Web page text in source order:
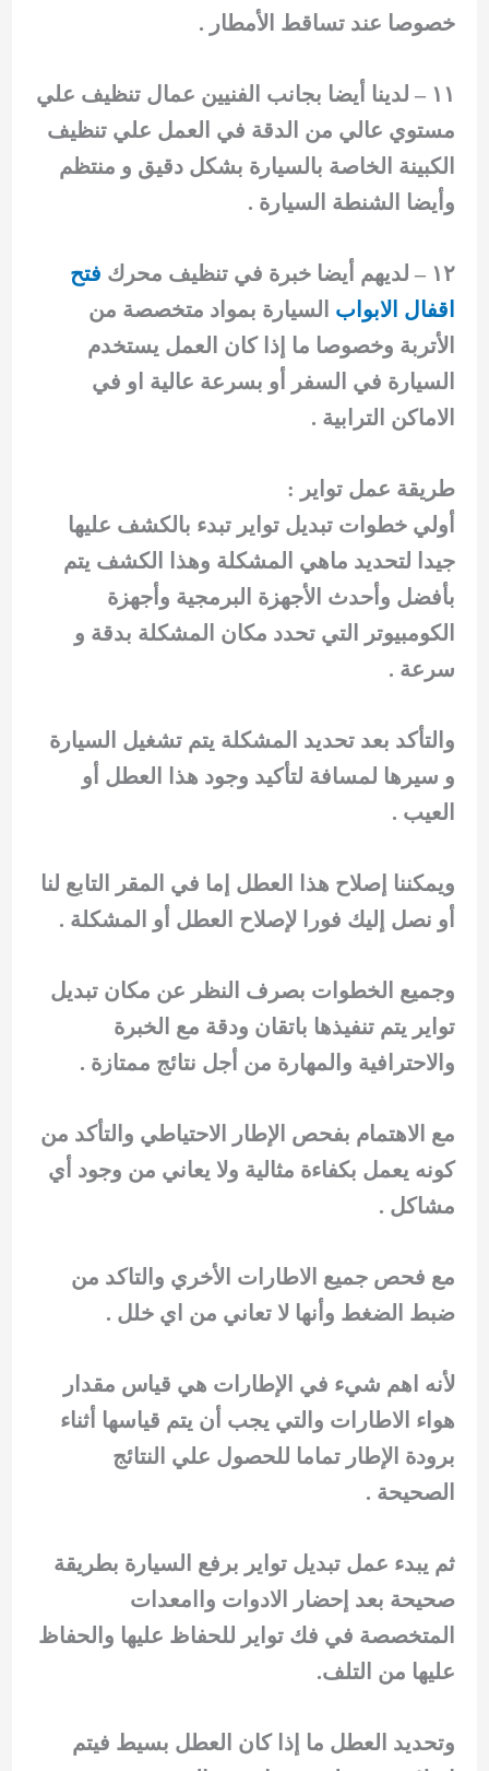
خصوصا عند تساقط الأمطار .
١١ – لدينا أيضا بجانب الفنيين عمال تنظيف علي
مستوي عالي من الدقة في العمل علي تنظيف
الكبينة الخاصة بالسيارة بشكل دقيق و منتظم
وأيضا الشنطة السيارة .
١٢ – لديهم أيضا خبرة في تنظيف محرك
فتح
اقفال الابواب السيارة بمواد متخصصة من
الأتربة وخصوصا ما إذا كان العمل يستخدم
السيارة في السفر أو بسرعة عالية او في
الاماكن الترابية .
طريقة عمل تواير :
أولي خطوات تبديل تواير تبدء بالكشف عليها
جيدا لتحديد ماهي المشكلة وهذا الكشف يتم
بأفضل وأحدث الأجهزة البرمجية وأجهزة
الكومبيوتر التي تحدد مكان المشكلة بدقة و
سرعة .
والتأكد بعد تحديد المشكلة يتم تشغيل السيارة
و سيرها لمسافة لتأكيد وجود هذا العطل أو
العيب .
ويمكننا إصلاح هذا العطل إما في المقر التابع لنا
أو نصل إليك فورا لإصلاح العطل أو المشكلة .
وجميع الخطوات بصرف النظر عن مكان تبديل
تواير يتم تنفيذها باتقان ودقة مع الخبرة
والاحترافية والمهارة من أجل نتائج ممتازة .
مع الاهتمام بفحص الإطار الاحتياطي والتأكد من
كونه يعمل بكفاءة مثالية ولا يعاني من وجود أي
مشاكل .
مع فحص جميع الاطارات الأخري والتاكد من
ضبط الضغط وأنها لا تعاني من اي خلل .
لأنه اهم شيء في الإطارات هي قياس مقدار
هواء الاطارات والتي يجب أن يتم قياسها أثناء
برودة الإطار تماما للحصول علي النتائج
الصحيحة .
ثم يبدء عمل تبديل تواير برفع السيارة بطريقة
صحيحة بعد إحضار الادوات واامعدات
المتخصصة في فك تواير للحفاظ عليها والحفاظ
عليها من التلف.
وتحديد العطل ما إذا كان العطل بسيط فيتم